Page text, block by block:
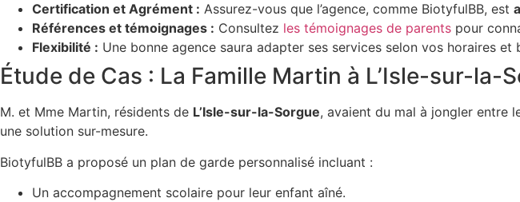
Certification et Agrément : Assurez-vous que l’agence, comme BiotyfulBB, est
Références et témoignages : Consultez les témoignages de parents pour
Flexibilité : Une bonne agence saura adapter ses services selon vos horaires et
Étude de Cas : La Famille Martin à L’Isle-sur-la-
M. et Mme Martin, résidents de L’Isle-sur-la-Sorgue, avaient du mal à jongler entre
une solution sur-mesure.
BiotyfulBB a proposé un plan de garde personnalisé incluant :
Un accompagnement scolaire pour leur enfant aîné.